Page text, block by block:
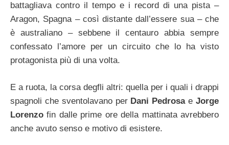
battagliava contro il tempo e i record di una pista –
Aragon, Spagna – così distante dall’essere sua – che
è australiano – sebbene il centauro abbia sempre
confessato l’amore per un circuito che lo ha visto
protagonista più di una volta.
E a ruota, la corsa degfli altri: quella per i quali i drappi
spagnoli che sventolavano per Dani PedrosaeJorge
Lorenzo fin dalle prime ore della mattinata avrebbero
anche avuto senso e motivo di esistere.